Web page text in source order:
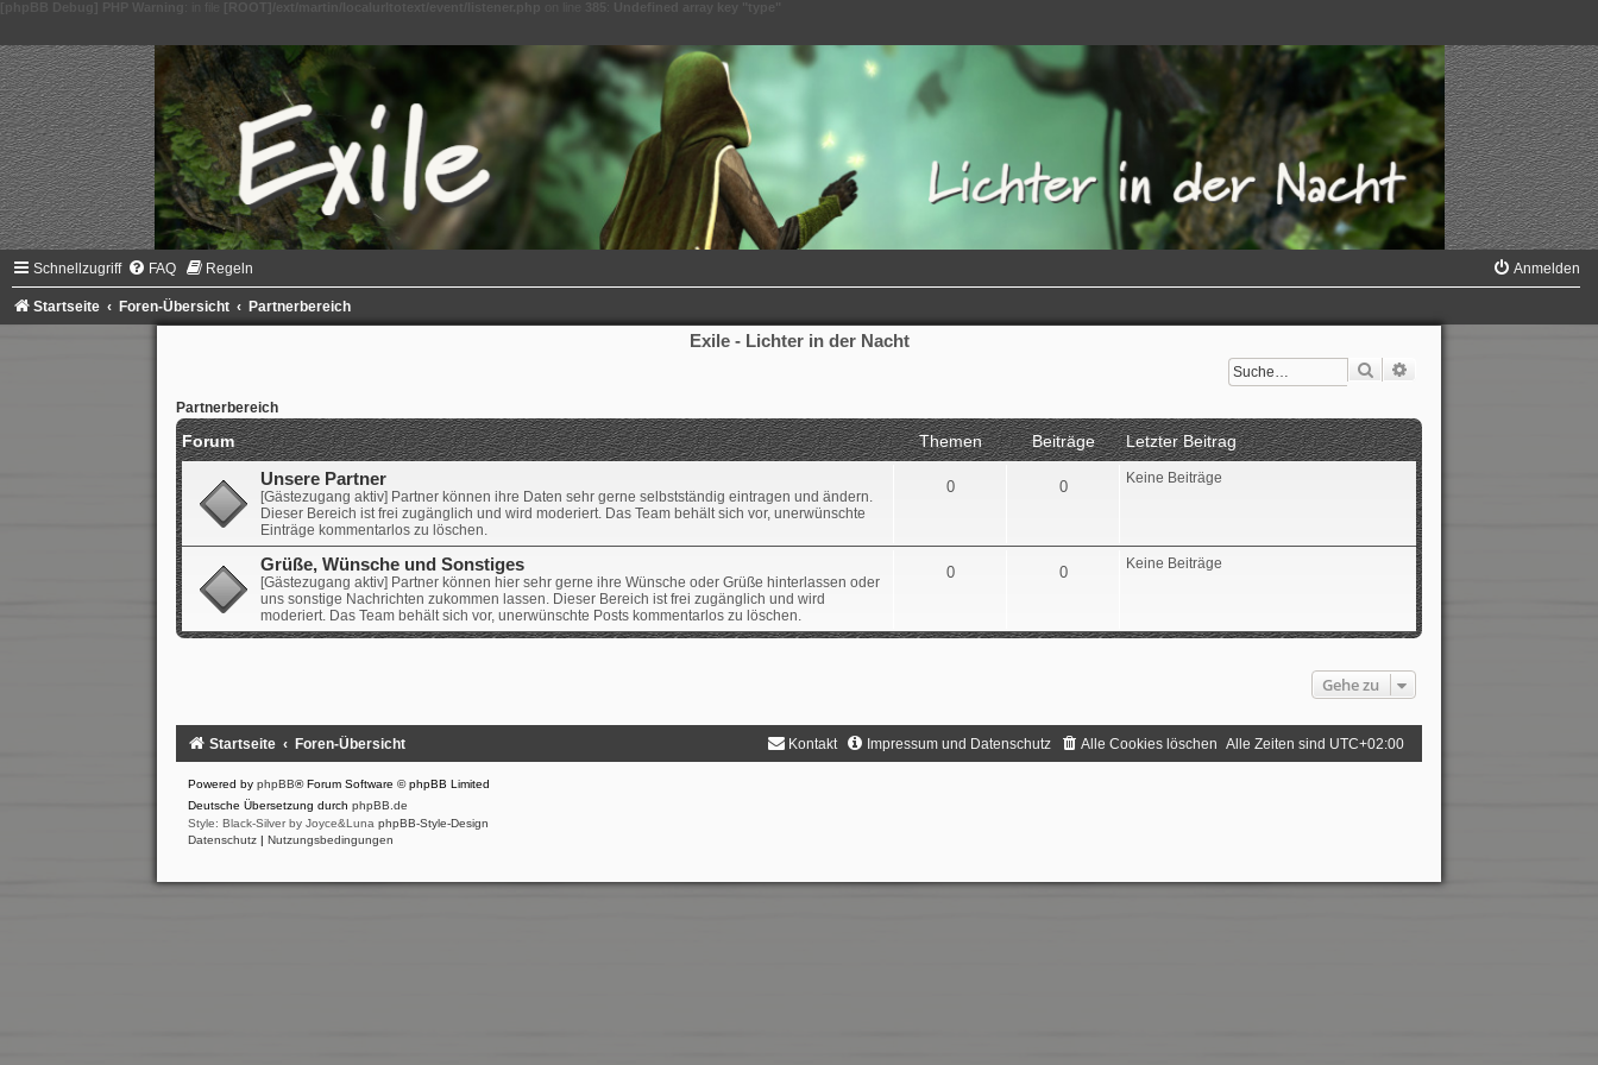
Schnellzugriff FAQ Regeln Anmelden
Startseite Foren-Übersicht Partnerbereich
Exile - Lichter in der Nacht
Suche
Partnerbereich
Forum Themen Beiträge
Letzter Beitrag
Unsere Partner
[Gästezugang aktiv] Partner können ihre Daten sehr gerne selbstständig eintragen und ändern.
Dieser Bereich ist frei zugänglich und wird moderiert. Das Team behält sich vor, unerwünschte
Einträge kommentarlos zu löschen.
0 0 Keine Beiträge
Grüße, Wünsche und Sonstiges
[Gästezugang aktiv] Partner können hier sehr gerne ihre Wünsche oder Grüße hinterlassen oder
uns sonstige Nachrichten zukommen lassen. Dieser Bereich ist frei zugänglich und wird
moderiert. Das Team behält sich vor, unerwünschte Posts kommentarlos zu löschen.
0 0 Keine Beiträge
Gehe zu
Startseite Foren-Übersicht Alle Zeiten sind UTC+02:00
Alle Cookies löschen
Impressum und Datenschutz
Kontakt
Powered by phpBB® Forum Software © phpBB Limited
Deutsche Übersetzung durch phpBB.de
Style: Black-Silver by Joyce&Luna phpBB-Style-Design
Datenschutz | Nutzungsbedingungen